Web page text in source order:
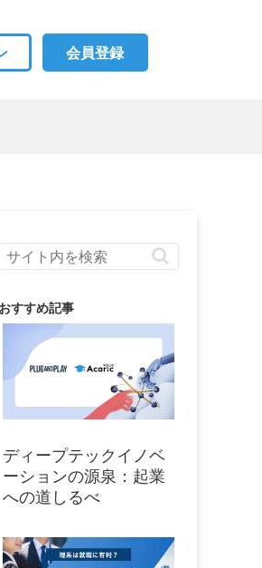
会員登録
おすすめ記事
ディープテックイノベ
ーションの源泉：起業
への道しるべ